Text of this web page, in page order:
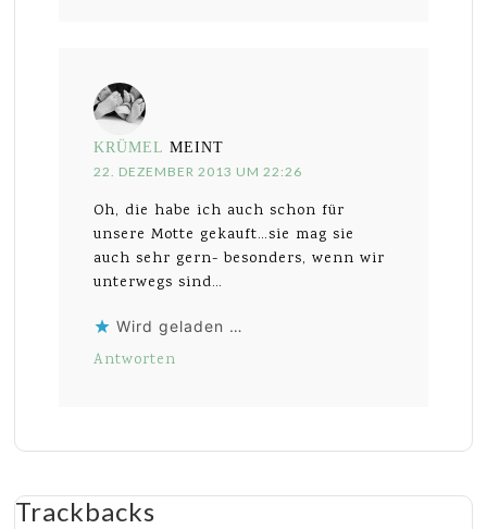
KRÜMEL MEINT
22. DEZEMBER 2013 UM 22:26
Oh, die habe ich auch schon für
unsere Motte gekauft…sie mag sie
auch sehr gern- besonders, wenn wir
unterwegs sind…
Wird geladen …
Antworten
Trackbacks